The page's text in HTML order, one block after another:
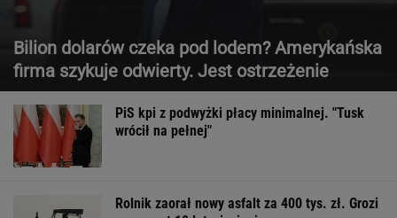
Bilion dolarów czeka pod lodem? Amerykańska
firma szykuje odwierty. Jest ostrzeżenie
PiS kpi z podwyżki płacy minimalnej. "Tusk
wrócił na pełnej"
Rolnik zaorał nowy asfalt za 400 tys. zł. Grozi